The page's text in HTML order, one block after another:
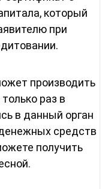
который
при
производить
раз в
в данный орган
средств
получить